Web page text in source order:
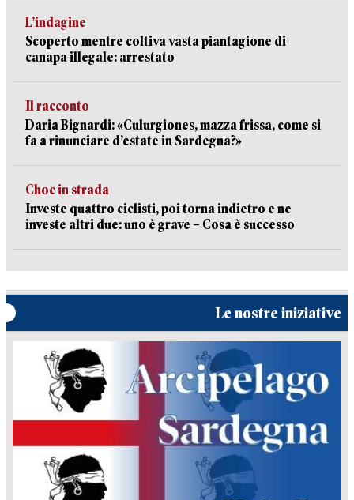
L’indagine
Scoperto mentre coltiva vasta piantagione di
canapa illegale: arrestato
Il racconto
Daria Bignardi: «Culurgiones, mazza frissa, come si
fa a rinunciare d’estate in Sardegna?»
Choc in strada
Investe quattro ciclisti, poi torna indietro e ne
investe altri due: uno è grave – Cosa è successo
Le nostre iniziative